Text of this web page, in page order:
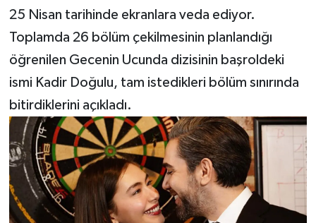
25 Nisan tarihinde ekranlara veda ediyor.
Toplamda 26 bölüm çekilmesinin planlandığı
öğrenilen Gecenin Ucunda dizisinin başroldeki
ismi Kadir Doğulu, tam istedikleri bölüm sınırında
bitirdiklerini açıkladı.